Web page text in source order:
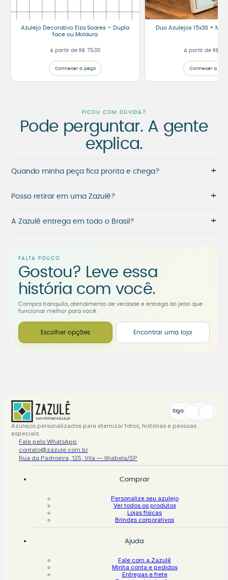
Azulejo Decorativo Elza Soares – Dupla
face ou Moldura
A partir de R$ 75,00
Conhecer a peça
Duo Azulejos 15x30 +
A partir de R$
Conhecer a
FICOU COM DÚVIDA?
Pode perguntar. A gente
explica.
Quando minha peça fica pronta e chega? +
Posso retirar em uma Zazulê? +
A Zazulê entrega em todo o Brasil? +
FALTA POUCO
Gostou? Leve essa
história com você.
Compra tranquila, atendimento de verdade e entrega do jeito que
funcionar melhor para você.
Escolher opções Encontrar uma loja
Siga
Azulejos personalizados para eternizar fotos, histórias e pessoas
especiais.
Fale pelo WhatsApp
contato@zazule.com.br
Rua da Padroeira, 125, Vila — Ilhabela/SP
Comprar
Personalize seu azulejo
Ver todos os produtos
Lojas físicas
Brindes corporativos
Ajuda
Fale com a Zazulê
Minha conta e pedidos
Entregas e frete